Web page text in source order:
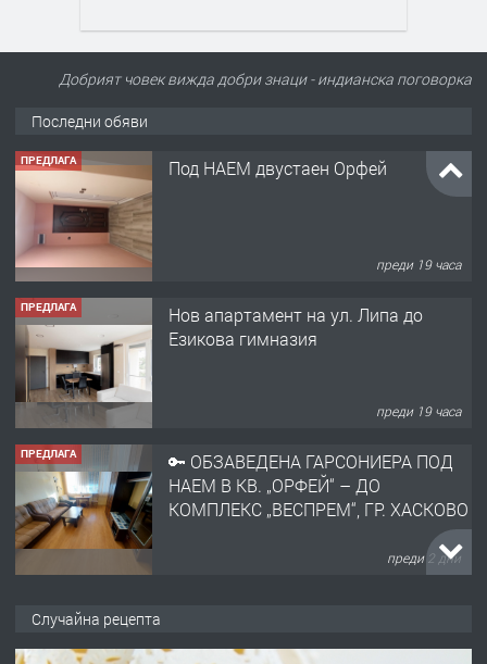
Добрият човек вижда добри знаци - индианска поговорка
Последни обяви
ПРЕДЛАГА Под НАЕМ двустаен Орфей
преди 19 часа
ПРЕДЛАГА
ПРЕДЛАГА
НАЕМ В КВ. „ОРФЕЙ“ – ДО
ПРЕДЛАГА
АПАРТАМЕНТ В ЦЕНТЪРА НА ГР.
Случайна рецепта